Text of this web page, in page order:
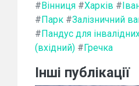
#Вінниця #Харків #
#Парк #Залізничний
#Пандус для
(вхідний) #Гречка
Інші публікації